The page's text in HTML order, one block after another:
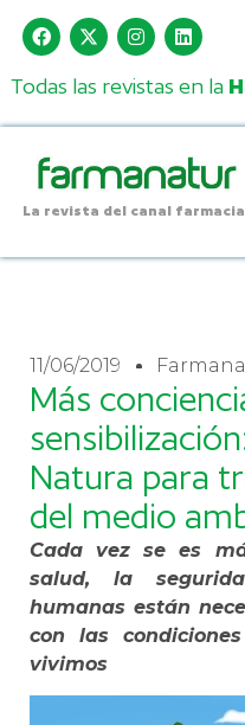
Todas las revistas en la
La revista del canal farmacia
11/06/2019
Más
Natura para
del medio
Cada vez se es
salud, la
humanas están
con las
vivimos